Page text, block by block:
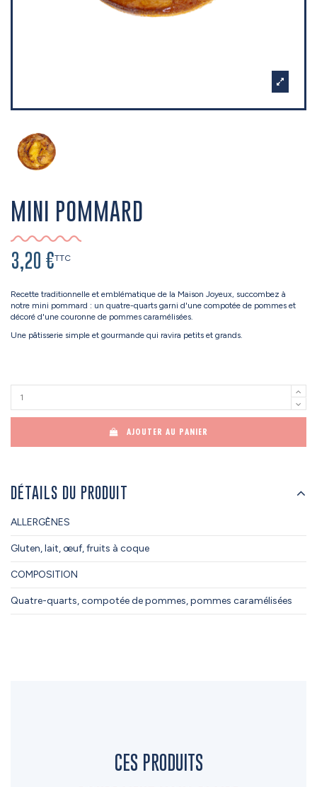
MINI POMMARD
3,20 €TTC
Recette traditionnelle et emblématique de la Maison Joyeux, succombez à
notre mini pommard : un quatre-quarts garni d'une compotée de pommes et
décoré d'une couronne de pommes caramélisées.
Une pâtisserie simple et gourmande qui ravira petits et grands.
AJOUTER AU PANIER
DÉTAILS DU PRODUIT
ALLERGÈNES
Gluten, lait, œuf, fruits à coque
COMPOSITION
Quatre-quarts, compotée de pommes, pommes caramélisées
CES PRODUITS